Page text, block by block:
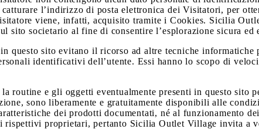
catturare l’indirizzo di posta elettronica dei Visitatori, per
viene, infatti, acquisito tramite i Cookies. Sicilia
sito societario al fine di consentire l’esplorazione sicura
questo sito evitano il ricorso ad altre tecniche
identificativi dell’utente. Essi hanno lo scopo di
routine e gli oggetti eventualmente presenti in questo sito
sono liberamente e gratuitamente disponibili alle
dei prodotti documentati, né al funzionamento
rispettivi proprietari, pertanto Sicilia Outlet Village invita